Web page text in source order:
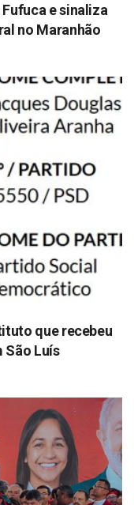
e sinaliza
no Maranhão
que recebeu
São Luís